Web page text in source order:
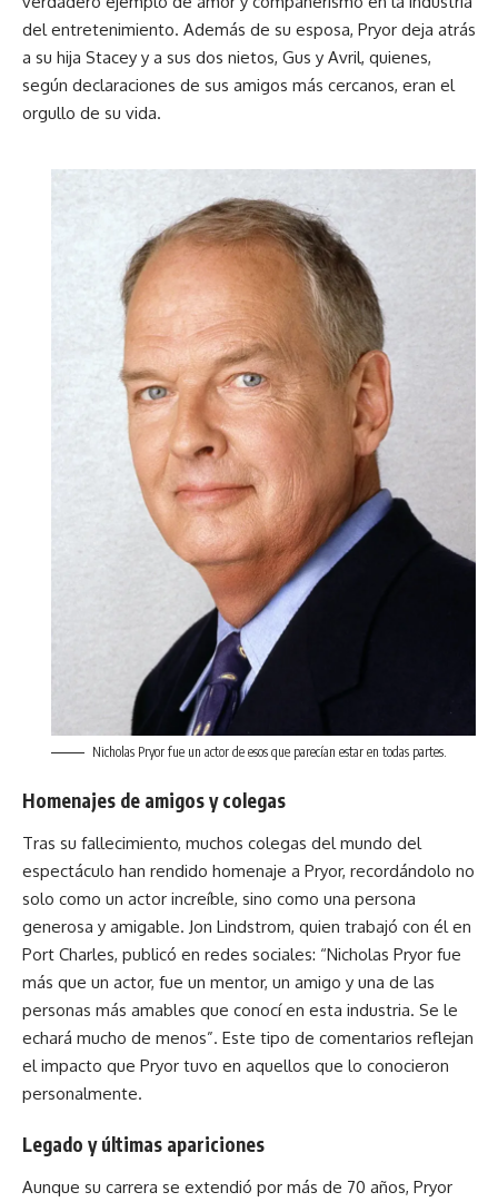
del entretenimiento. Además de su esposa, Pryor deja atrás
a su hija Stacey y a sus dos nietos, Gus y Avril, quienes,
según declaraciones de sus amigos más cercanos, eran el
orgullo de su vida.
Nicholas Pryor fue un actor de esos que parecían estar en todas partes.
Homenajes de amigos y colegas
Tras su fallecimiento, muchos colegas del mundo del
espectáculo han rendido homenaje a Pryor, recordándolo no
solo como un actor increíble, sino como una persona
generosa y amigable. Jon Lindstrom, quien trabajó con él en
Port Charles, publicó en redes sociales: “Nicholas Pryor fue
más que un actor, fue un mentor, un amigo y una de las
personas más amables que conocí en esta industria. Se le
echará mucho de menos”. Este tipo de comentarios reflejan
el impacto que Pryor tuvo en aquellos que lo conocieron
personalmente.
Legado y últimas apariciones
Aunque su carrera se extendió por más de 70 años, Pryor